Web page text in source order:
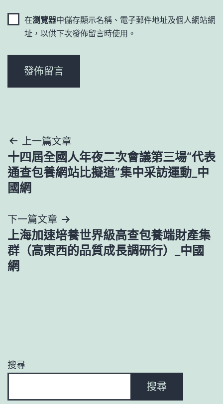
在瀏覽器中儲存顯示名稱、電子郵件地址及個人網站網
址，以供下次發佈留言時使用。
文
章
導
覽
上一篇文章
十四屆全國人年夜二次會議第三場“代表
通查包養網站比擬道”集中采訪運動_中
國網
下一篇文章
上海加速培養世界級高查包養端財產集
群（高東西的品質成長調研行）_中國
網
搜尋
搜尋